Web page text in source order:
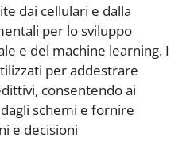
dai cellulari e dalla
per lo sviluppo
e del machine learning. I
per addestrare
consentendo ai
schemi e fornire
e decisioni